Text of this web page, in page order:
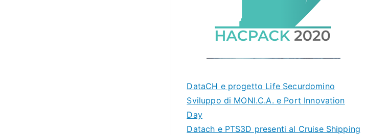
DataCH e progetto Life Securdomino
Sviluppo di MONI.C.A. e Port Innovation
Day
Datach e PTS3D presenti al Cruise Shipping